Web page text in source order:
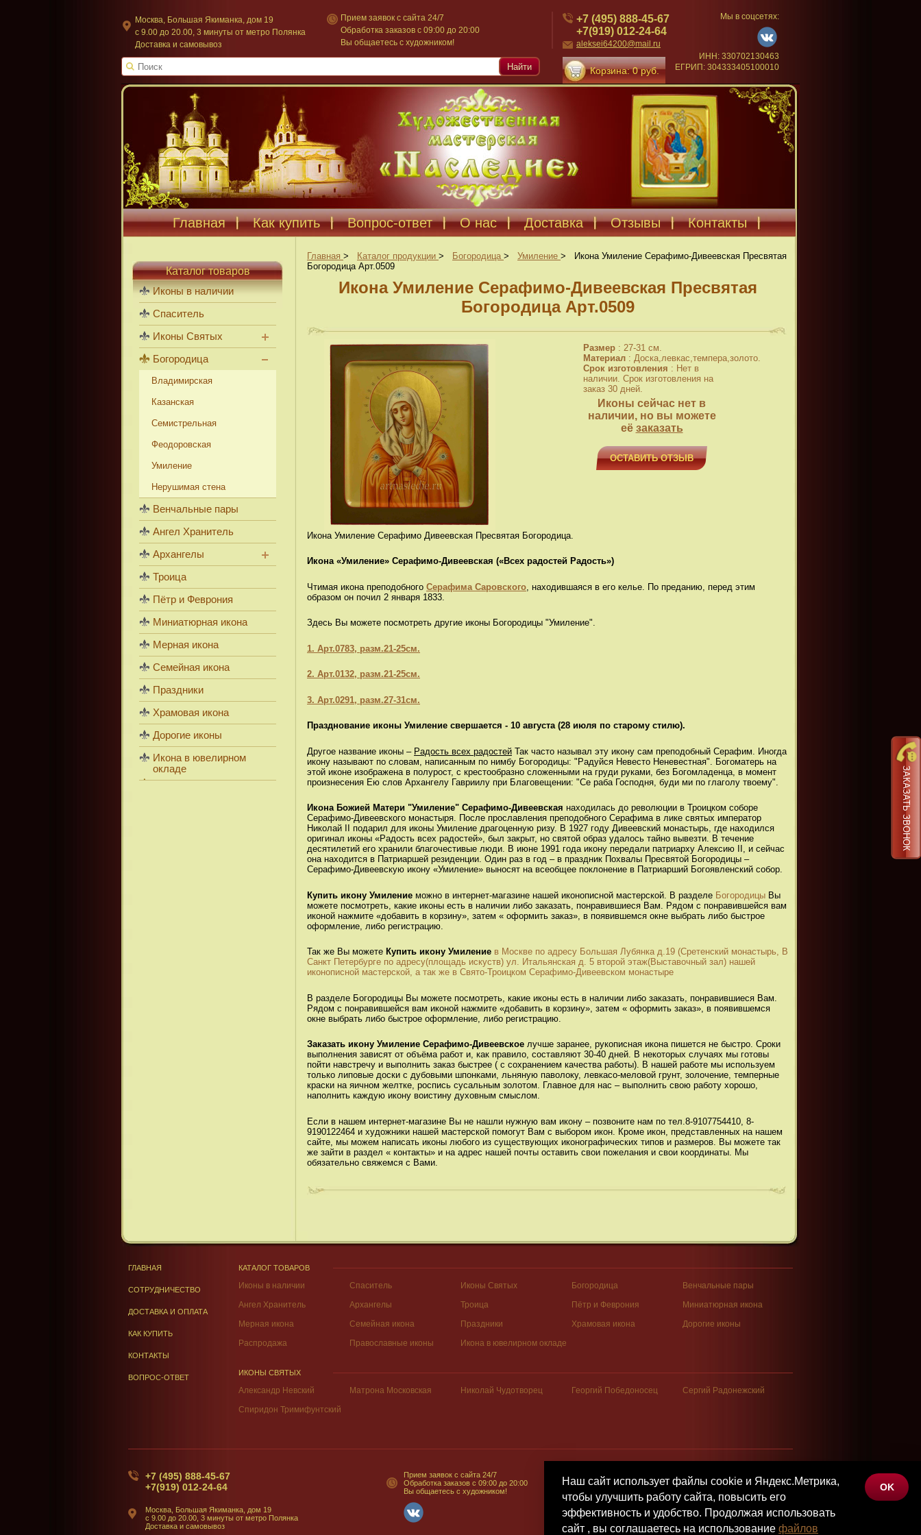
Москва, Большая Якиманка, дом 19
c 9.00 до 20.00, 3 минуты от метро Полянка
Доставка и самовывоз
Прием заявок с сайта 24/7
Обработка заказов с 09:00 до 20:00
Вы общаетесь с художником!
+7 (495) 888-45-67
+7(919) 012-24-64
aleksei64200@mail.ru
Корзина: 0 руб.
Мы в соцсетях:
ИНН: 330702130463
ЕГРИП: 304333405100010
Найти
Главная Как купить Вопрос-ответ О нас Доставка Отзывы Контакты
Главная > Каталог продукции > Богородица > Умиление >
Икона Умиление Серафимо-Дивеевская Пресвятая
Богородица Арт.0509
Икона Умиление Серафимо-Дивеевская Пресвятая
Богородица Арт.0509
Размер : 27-31 см.
Материал : Доска,левкас,темпера,золото.
Срок изготовления : Нет в
наличии. Срок изготовления на
заказ 30 дней.
Иконы сейчас нет в
наличии, но вы можете
её заказать
ОСТАВИТЬ ОТЗЫВ
Икона Умиление Серафимо Дивеевская Пресвятая Богородица.
Икона «Умиление» Серафимо-Дивеевская («Всех радостей Радость»)
Чтимая икона преподобного Серафима Саровского , находившаяся в его келье. По преданию, перед этим
образом он почил 2 января 1833.
Здесь Вы можете посмотреть другие иконы Богородицы "Умиление".
1. Арт.0783, разм.21-25см.
2. Арт.0132, разм.21-25см.
3. Арт.0291, разм.27-31см.
Празднование иконы Умиление свершается - 10 августа (28 июля по старому стилю).
Другое название иконы – Радость всех радостей Так часто называл эту икону сам преподобный Серафим. Иногда
икону называют по словам, написанным по нимбу Богородицы: "Радуйся Невесто Неневестная". Богоматерь на
этой иконе изображена в полурост, с крестообразно сложенными на груди руками, без Богомладенца, в момент
произнесения Ею слов Архангелу Гавриилу при Благовещении: "Се раба Господня, буди ми по глаголу твоему".
Икона Божией Матери "Умиление" Серафимо-Дивеевская находилась до революции в Троицком соборе
Серафимо-Дивеевского монастыря. После прославления преподобного Серафима в лике святых император
Николай II подарил для иконы Умиление драгоценную ризу. В 1927 году Дивеевский монастырь, где находился
оригинал иконы «Радость всех радостей», был закрыт, но святой образ удалось тайно вывезти. В течение
десятилетий его хранили благочестивые люди. В июне 1991 года икону передали патриарху Алексию II, и сейчас
она находится в Патриаршей резиденции. Один раз в год – в праздник Похвалы Пресвятой Богородицы –
Серафимо-Дивеевскую икону «Умиление» выносят на всеобщее поклонение в Патриарший Богоявленский собор.
Купить икону Умиление можно в интернет-магазине нашей иконописной мастерской. В разделе Богородицы Вы
можете посмотреть, какие иконы есть в наличии либо заказать, понравившиеся Вам. Рядом с понравившейся вам
иконой нажмите «добавить в корзину», затем « оформить заказ», в появившемся окне выбрать либо быстрое
оформление, либо регистрацию.
Так же Вы можете Купить икону Умиление в Москве по адресу Большая Лубянка д.19 (Сретенский монастырь, В
Санкт Петербурге по адресу(площадь искуств) ул. Итальянская д. 5 второй этаж(Выставочный зал) нашей
иконописной мастерской, а так же в Свято-Троицком Серафимо-Дивеевском монастыре
В разделе Богородицы Вы можете посмотреть, какие иконы есть в наличии либо заказать, понравившиеся Вам.
Рядом с понравившейся вам иконой нажмите «добавить в корзину», затем « оформить заказ», в появившемся
окне выбрать либо быстрое оформление, либо регистрацию.
Заказать икону Умиление Серафимо-Дивеевское лучше заранее, рукописная икона пишется не быстро. Сроки
выполнения зависят от объёма работ и, как правило, составляют 30-40 дней. В некоторых случаях мы готовы
пойти навстречу и выполнить заказ быстрее ( с сохранением качества работы). В нашей работе мы используем
только липовые доски с дубовыми шпонками, льняную паволоку, левкасо-меловой грунт, золочение, темперные
краски на яичном желтке, роспись сусальным золотом. Главное для нас – выполнить свою работу хорошо,
наполнить каждую икону воистину духовным смыслом.
Если в нашем интернет-магазине Вы не нашли нужную вам икону – позвоните нам по тел.8-9107754410, 8-
9190122464 и художники нашей мастерской помогут Вам с выбором икон. Кроме икон, представленных на нашем
сайте, мы можем написать иконы любого из существующих иконографических типов и размеров. Вы можете так
же зайти в раздел « контакты» и на адрес нашей почты оставить свои пожелания и свои координаты. Мы
обязательно свяжемся с Вами.
Каталог товаров
Иконы в наличии
Спаситель
Иконы Святых
Богородица
Владимирская
Казанская
Семистрельная
Феодоровская
Умиление
Нерушимая стена
Венчальные пары
Ангел Хранитель
Архангелы
Троица
Пётр и Феврония
Миниатюрная икона
Мерная икона
Семейная икона
Праздники
Храмовая икона
Дорогие иконы
Икона в ювелирном
окладе
ЗАКАЗАТЬ ЗВОНОК
ГЛАВНАЯ
СОТРУДНИЧЕСТВО
ДОСТАВКА И ОПЛАТА
КАК КУПИТЬ
КОНТАКТЫ
ВОПРОС-ОТВЕТ
КАТАЛОГ ТОВАРОВ
Иконы в наличии Спаситель Иконы Святых Богородица
Венчальные пары
Ангел Хранитель
Архангелы Троица Пётр и Феврония
Миниатюрная икона
Мерная икона
Семейная икона Праздники Храмовая икона
Дорогие иконы
Распродажа
Православные иконы Икона в ювелирном окладе
ИКОНЫ СВЯТЫХ
Александр Невский Матрона Московская Николай Чудотворец Георгий Победоносец
Сергий Радонежский
Спиридон Тримифунтский
+7 (495) 888-45-67
+7(919) 012-24-64
Москва, Большая Якиманка, дом 19
c 9.00 до 20.00, 3 минуты от метро Полянка
Доставка и самовывоз
Прием заявок с сайта 24/7
Обработка заказов с 09:00 до 20:00
Вы общаетесь с художником!
©Наследие, 2026 Политика конфиденциальности
Наш сайт использует файлы cookie и Яндекс.Метрика,
чтобы улучшить работу сайта, повысить его
эффективность и удобство. Продолжая использовать
сайт , вы соглашаетесь на использование файлов
OK